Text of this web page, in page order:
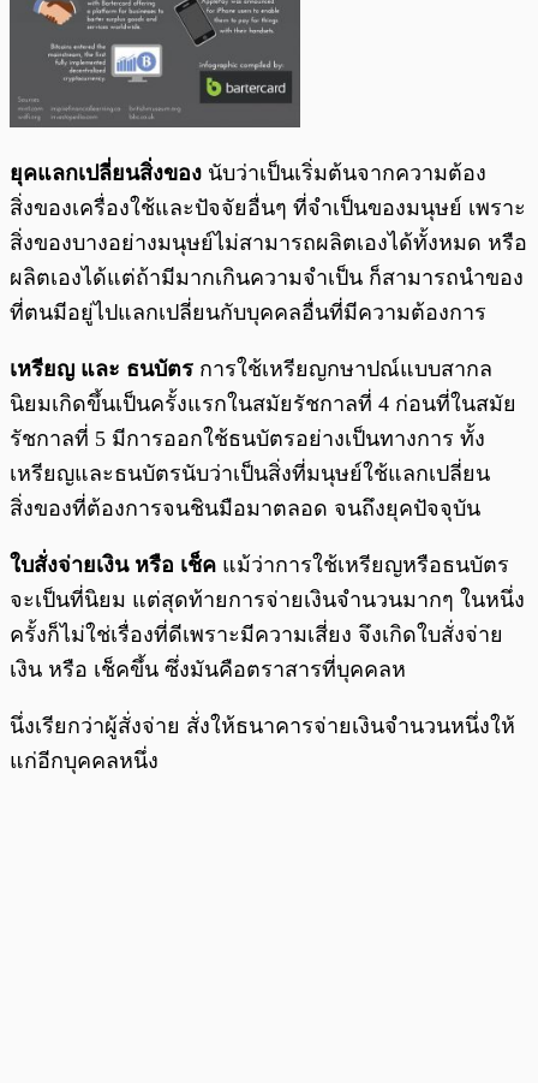
ยุคแลกเปลี่ยนสิ่งของ นับว่าเป็นเริ่มต้นจากความต้อง
สิ่งของเครื่องใช้และปัจจัยอื่นๆ ที่จำเป็นของมนุษย์ เพราะ
สิ่งของบางอย่างมนุษย์ไม่สามารถผลิตเองได้ทั้งหมด หรือ
ผลิตเองได้แต่ถ้ามีมากเกินความจำเป็น ก็สามารถนำของ
ที่ตนมีอยู่ไปแลกเปลี่ยนกับบุคคลอื่นที่มีความต้องการ
เหรียญ และ ธนบัตร การใช้เหรียญกษาปณ์แบบสากล
นิยมเกิดขึ้นเป็นครั้งแรกในสมัยรัชกาลที่ 4 ก่อนที่ในสมัย
รัชกาลที่ 5 มีการออกใช้ธนบัตรอย่างเป็นทางการ ทั้ง
เหรียญและธนบัตรนับว่าเป็นสิ่งที่มนุษย์ใช้แลกเปลี่ยน
สิ่งของที่ต้องการจนชินมือมาตลอด จนถึงยุคปัจจุบัน
ใบสั่งจ่ายเงิน หรือ เช็ค แม้ว่าการใช้เหรียญหรือธนบัตร
จะเป็นที่นิยม แต่สุดท้ายการจ่ายเงินจำนวนมากๆ ในหนึ่ง
ครั้งก็ไม่ใช่เรื่องที่ดีเพราะมีความเสี่ยง จึงเกิดใบสั่งจ่าย
เงิน หรือ เช็คขึ้น ซึ่งมันคือตราสารที่บุคคลห
นึ่งเรียกว่าผู้สั่งจ่าย สั่งให้ธนาคารจ่ายเงินจำนวนหนึ่งให้
แก่อีกบุคคลหนึ่ง